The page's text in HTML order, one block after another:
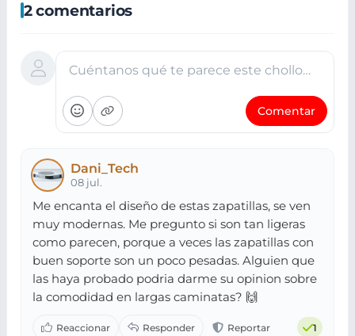
2 comentarios
Cuéntanos qué te parece este chollo…
Comentar
Dani_Tech
08 jul.
Me encanta el diseño de estas zapatillas, se ven
muy modernas. Me pregunto si son tan ligeras
como parecen, porque a veces las zapatillas con
buen soporte son un poco pesadas. Alguien que
las haya probado podria darme su opinion sobre
la comodidad en largas caminatas? 🙌
1